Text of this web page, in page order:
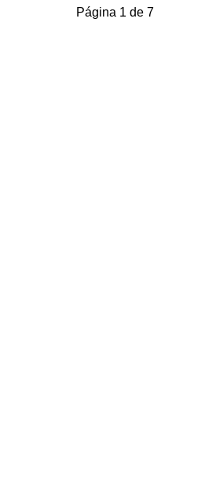
Página 1 de 7